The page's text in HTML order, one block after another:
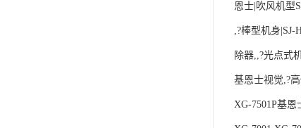
恩士|吹风机型
,?棒型机身|SJ-
除器,,?光点式
基恩士视觉,?
XG-7501P基恩